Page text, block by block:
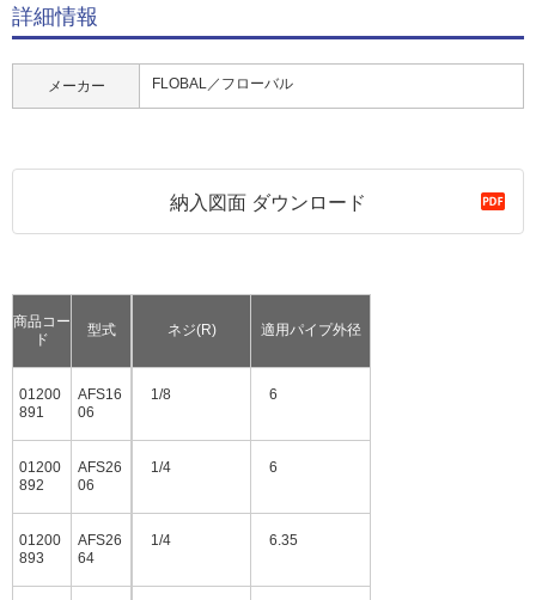
詳細情報
メーカー FLOBAL／フローバル
納入図面 ダウンロード
商品コー
ド
型式
01200
891
AFS16
06
01200
892
AFS26
06
01200
893
AFS26
64
ネジ(R) 適用パイプ外径
1/8 6
1/4 6
1/4 6.35